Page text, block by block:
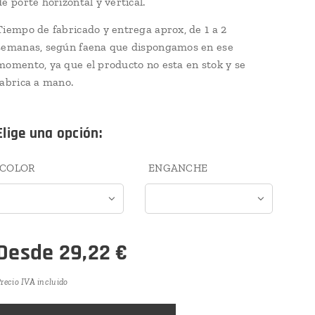
de fabricado y entrega aprox, de 1 a 2
según faena que dispongamos en ese
ya que el producto no esta en stok y se
a mano.
una opción:
COLOR ENGANCHE
29,22€
IVA incluido